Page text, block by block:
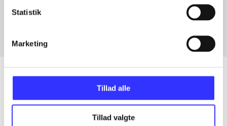
Statistik
Marketing
Tillad alle
Tillad valgte
Artikler
Alle registrerede artikler fordelt på udgivelser